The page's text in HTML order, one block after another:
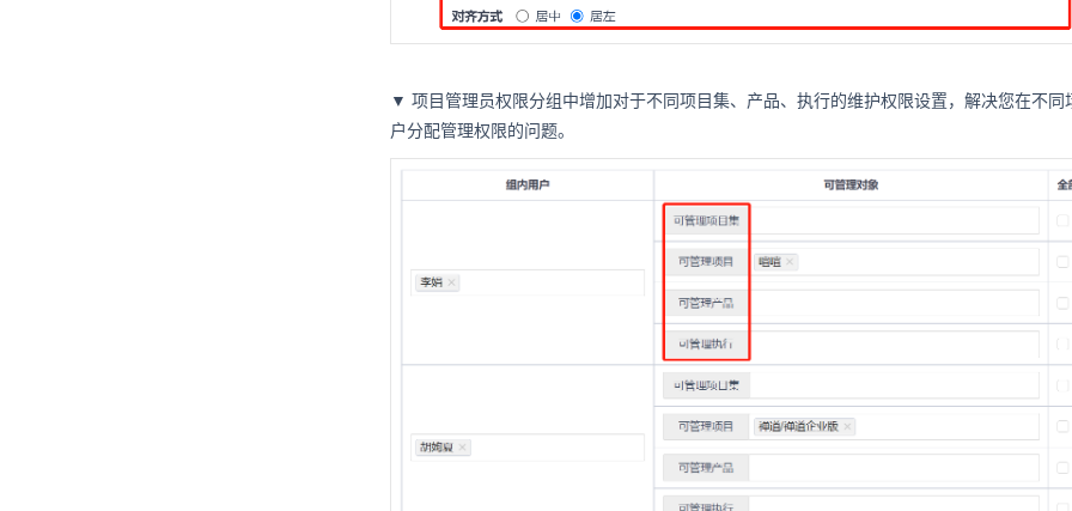
▼ 项目管理员权限分组中增加对于不同项目集、产品、执行的维护权限设置，解决您在不同
户分配管理权限的问题。